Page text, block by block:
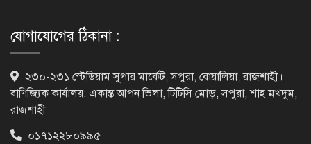
দুর্নীতিমুক্ত প্রশাসন গড়াই সরকারের মূল
লক্ষ্য : ভূমিমন্ত্রী
যোগাযোগের ঠিকানা :
২৩০-২৩১ স্টেডিয়াম সুপার মার্কেট, সপুরা, বোয়ালিয়া, রাজশাহী।
বাণিজ্যিক কার্যালয়: একান্ত আপন ভিলা, টিটিসি মোড়, সপুরা, শাহ মখদুম,
রাজশাহী।
০১৭১২২৮০৯৯৫